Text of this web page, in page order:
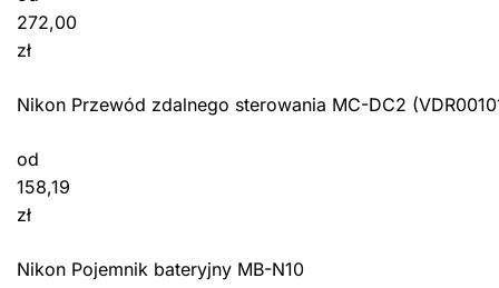
272,00
zł
Nikon Przewód zdalnego sterowania MC-DC2
od
158,19
zł
Nikon Pojemnik bateryjny MB-N10